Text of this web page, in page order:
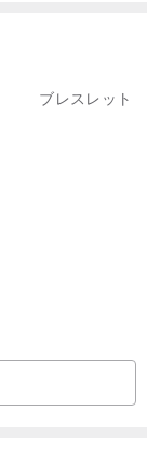
ブレスレット